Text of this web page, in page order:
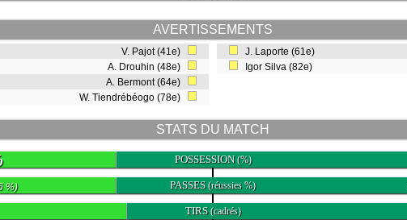
AVERTISSEMENTS
V. Pajot (41e)
A. Drouhin (48e)
A. Bermont (64e)
W. Tiendrébéogo (78e)
J. Laporte (61e)
Igor Silva (82e)
STATS DU MATCH
POSSESSION(%)
PASSES(réussies %)
%)
TIRS(cadrés)